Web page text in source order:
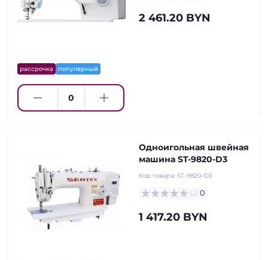
рассрочка популярный
2 461.20 BYN
Одноигольная швейная
машина ST-9820-D3
Код товара: ST-9820-D3
0
1 417.20 BYN